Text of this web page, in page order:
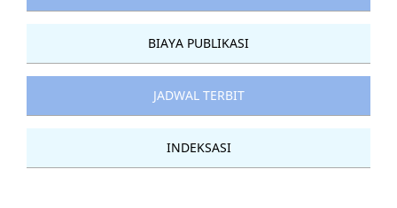
BIAYA PUBLIKASI
JADWAL TERBIT
INDEKSASI